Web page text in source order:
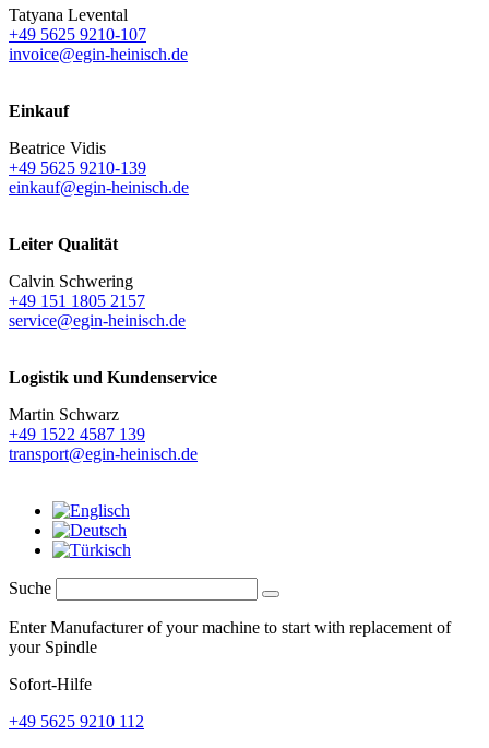
Tatyana Levental
+49 5625 9210-107
invoice@egin-heinisch.de
Einkauf
Beatrice Vidis
+49 5625 9210-139
einkauf@egin-heinisch.de
Leiter Qualität
Calvin Schwering
+49 151 1805 2157
service@egin-heinisch.de
Logistik und Kundenservice
Martin Schwarz
+49 1522 4587 139
transport@egin-heinisch.de
Suche
Enter Manufacturer of your machine to start with replacement of
your Spindle
Sofort-Hilfe
+49 5625 9210 112